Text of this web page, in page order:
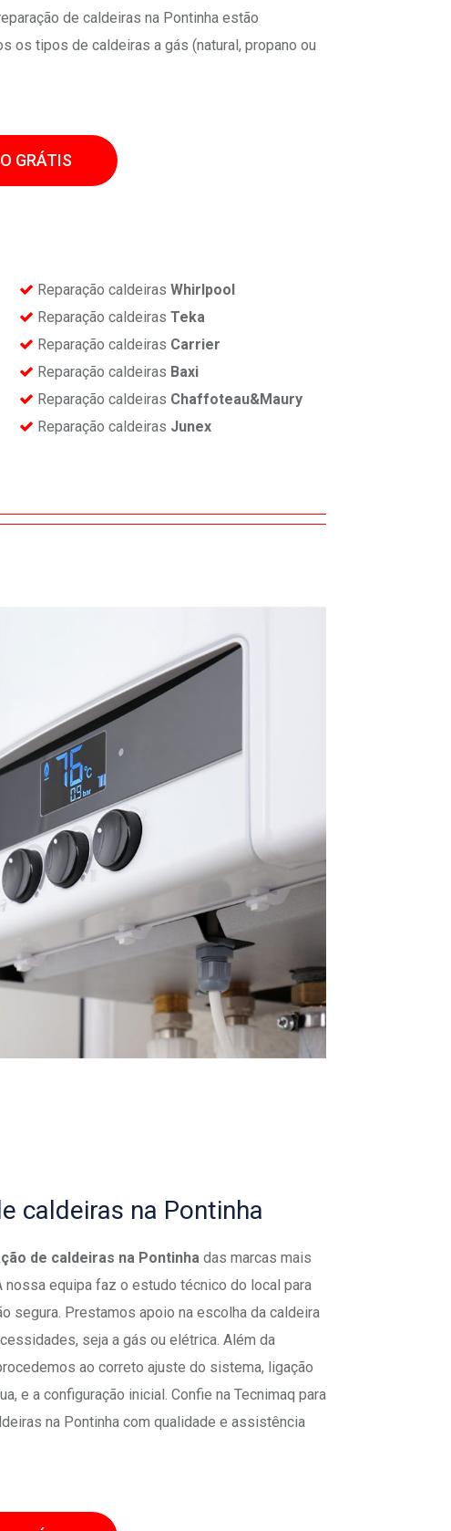
de caldeiras na Pontinha estão
os tipos de caldeiras a gás (natural, propano ou
GRÁTIS
Reparação caldeirasWhirlpool
Reparação caldeirasTeka
Reparação caldeiras Carrier
Reparação caldeiras Baxi
Reparação caldeiras Chaffoteau&Maury
Reparação caldeiras Junex
caldeiras na Pontinha
de caldeiras na Pontinha das marcas mais
nossa equipa faz o estudo técnico do local para
segura. Prestamos apoio na escolha da caldeira
seja a gás ou elétrica. Além da
ao correto ajuste do sistema, ligação
e a configuração inicial. Confie na Tecnimaq para
na Pontinha com qualidade e assistência